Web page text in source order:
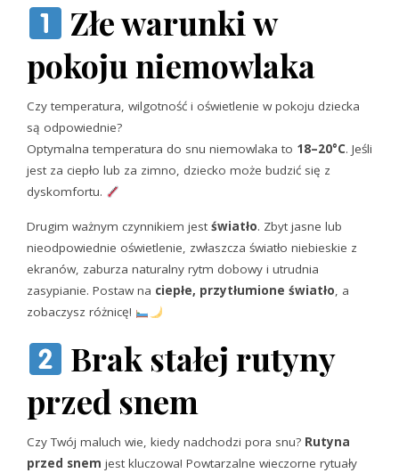
Złe warunki w
pokoju niemowlaka
Czy temperatura, wilgotność i oświetlenie w pokoju dziecka
są odpowiednie?
Optymalna temperatura do snu niemowlaka to 18–20°C. Jeśli
jest za ciepło lub za zimno, dziecko może budzić się z
dyskomfortu.
Drugim ważnym czynnikiem jest światło. Zbyt jasne lub
nieodpowiednie oświetlenie, zwłaszcza światło niebieskie z
ekranów, zaburza naturalny rytm dobowy i utrudnia
zasypianie. Postaw na ciepłe, przytłumione światło, a
zobaczysz różnicę!
Brak stałej rutyny
przed snem
Czy Twój maluch wie, kiedy nadchodzi pora snu? Rutyna
przed snem jest kluczowa! Powtarzalne wieczorne rytuały